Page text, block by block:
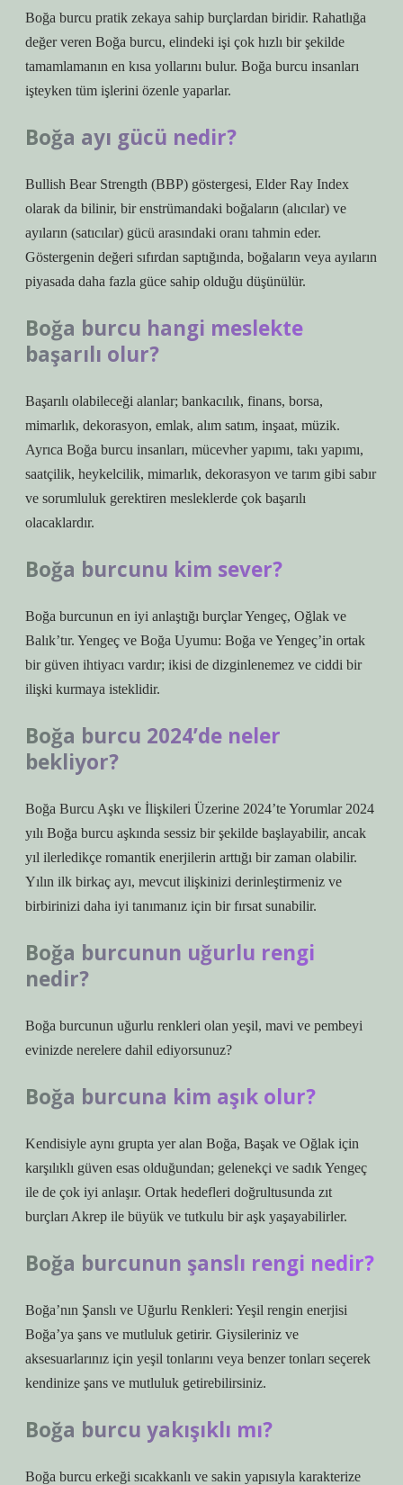
Boğa burcu pratik zekaya sahip burçlardan biridir. Rahatlığa
değer veren Boğa burcu, elindeki işi çok hızlı bir şekilde
tamamlamanın en kısa yollarını bulur. Boğa burcu insanları
işteyken tüm işlerini özenle yaparlar.
Boğa ayı gücü nedir?
Bullish Bear Strength (BBP) göstergesi, Elder Ray Index
olarak da bilinir, bir enstrümandaki boğaların (alıcılar) ve
ayıların (satıcılar) gücü arasındaki oranı tahmin eder.
Göstergenin değeri sıfırdan saptığında, boğaların veya ayıların
piyasada daha fazla güce sahip olduğu düşünülür.
Boğa burcu hangi meslekte
başarılı olur?
Başarılı olabileceği alanlar; bankacılık, finans, borsa,
mimarlık, dekorasyon, emlak, alım satım, inşaat, müzik.
Ayrıca Boğa burcu insanları, mücevher yapımı, takı yapımı,
saatçilik, heykelcilik, mimarlık, dekorasyon ve tarım gibi sabır
ve sorumluluk gerektiren mesleklerde çok başarılı
olacaklardır.
Boğa burcunu kim sever?
Boğa burcunun en iyi anlaştığı burçlar Yengeç, Oğlak ve
Balık’tır. Yengeç ve Boğa Uyumu: Boğa ve Yengeç’in ortak
bir güven ihtiyacı vardır; ikisi de dizginlenemez ve ciddi bir
ilişki kurmaya isteklidir.
Boğa burcu 2024’de neler
bekliyor?
Boğa Burcu Aşkı ve İlişkileri Üzerine 2024’te Yorumlar 2024
yılı Boğa burcu aşkında sessiz bir şekilde başlayabilir, ancak
yıl ilerledikçe romantik enerjilerin arttığı bir zaman olabilir.
Yılın ilk birkaç ayı, mevcut ilişkinizi derinleştirmeniz ve
birbirinizi daha iyi tanımanız için bir fırsat sunabilir.
Boğa burcunun uğurlu rengi
nedir?
Boğa burcunun uğurlu renkleri olan yeşil, mavi ve pembeyi
evinizde nerelere dahil ediyorsunuz?
Boğa burcuna kim aşık olur?
Kendisiyle aynı grupta yer alan Boğa, Başak ve Oğlak için
karşılıklı güven esas olduğundan; gelenekçi ve sadık Yengeç
ile de çok iyi anlaşır. Ortak hedefleri doğrultusunda zıt
burçları Akrep ile büyük ve tutkulu bir aşk yaşayabilirler.
Boğa burcunun şanslı rengi nedir?
Boğa’nın Şanslı ve Uğurlu Renkleri: Yeşil rengin enerjisi
Boğa’ya şans ve mutluluk getirir. Giysileriniz ve
aksesuarlarınız için yeşil tonlarını veya benzer tonları seçerek
kendinize şans ve mutluluk getirebilirsiniz.
Boğa burcu yakışıklı mı?
Boğa burcu erkeği sıcakkanlı ve sakin yapısıyla karakterize